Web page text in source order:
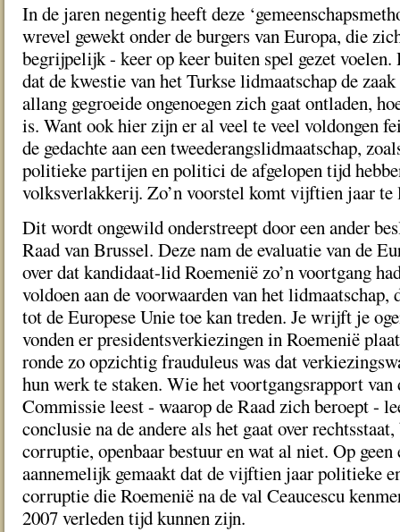
In de jaren negentig heeft deze
wrevel gewekt onder de burgers van Europa, die
begrijpelijk - keer op keer buiten spel gezet
dat de kwestie van het Turkse lidmaatschap de
allang gegroeide ongenoegen zich gaat ontladen,
is. Want ook hier zijn er al veel te veel voldongen
de gedachte aan een tweederangslidmaatschap,
politieke partijen en politici de afgelopen tijd
volksverlakkerij. Zo’n voorstel komt vijftien jaar te
Dit wordt ongewild onderstreept door een ander
Raad van Brussel. Deze nam de evaluatie van de
over dat kandidaat-lid Roemenië zo’n voortgang
voldoen aan de voorwaarden van het
tot de Europese Unie toe kan treden. Je wrijft je
vonden er presidentsverkiezingen in Roemenië
ronde zo opzichtig frauduleus was dat
hun werk te staken. Wie het voortgangsrapport van
Commissie leest - waarop de Raad zich beroept -
conclusie na de andere als het gaat over
corruptie, openbaar bestuur en wat al niet. Op
aannemelijk gemaakt dat de vijftien jaar politieke
corruptie die Roemenië na de val Ceaucescu
2007 verleden tijd kunnen zijn.